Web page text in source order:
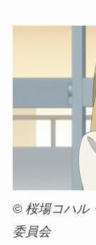
© 桜場コハル
委員会